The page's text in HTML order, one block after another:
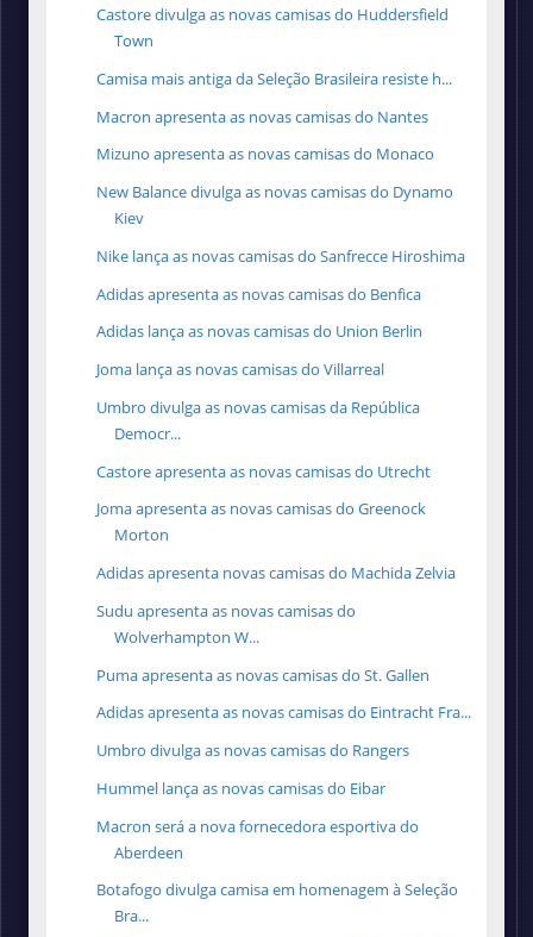
Castore divulga as novas camisas do Huddersfield
Town
Camisa mais antiga da Seleção Brasileira resiste h...
Macron apresenta as novas camisas do Nantes
Mizuno apresenta as novas camisas do Monaco
New Balance divulga as novas camisas do Dynamo
Kiev
Nike lança as novas camisas do Sanfrecce Hiroshima
Adidas apresenta as novas camisas do Benfica
Adidas lança as novas camisas do Union Berlin
Joma lança as novas camisas do Villarreal
Umbro divulga as novas camisas da República
Democr...
Castore apresenta as novas camisas do Utrecht
Joma apresenta as novas camisas do Greenock
Morton
Adidas apresenta novas camisas do Machida Zelvia
Sudu apresenta as novas camisas do
Wolverhampton W...
Puma apresenta as novas camisas do St. Gallen
Adidas apresenta as novas camisas do Eintracht Fra...
Umbro divulga as novas camisas do Rangers
Hummel lança as novas camisas do Eibar
Macron será a nova fornecedora esportiva do
Aberdeen
Botafogo divulga camisa em homenagem à Seleção
Bra...